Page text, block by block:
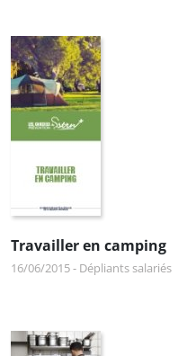
Travailler en camping
16/06/2015- Dépliants salariés